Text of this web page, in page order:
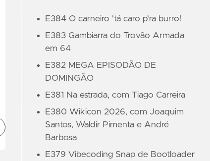
E384 O carneiro 'tá caro p'ra burro!
E383 Gambiarra do Trovão Armada
em 64
E382 MEGA EPISODÃO DE
DOMINGÃO
E381 Na estrada, com Tiago Carreira
E380 Wikicon 2026, com Joaquim
Santos, Waldir Pimenta e André
Barbosa
E379 Vibecoding Snap de Bootloader